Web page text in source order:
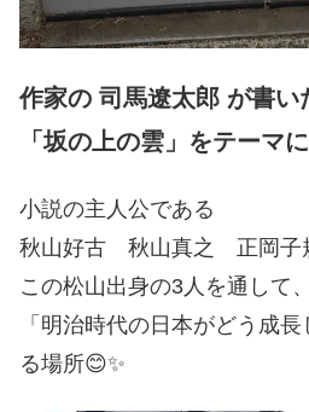
作家の 司馬遼太郎 が書い
「坂の上の雲」 をテーマ
小説の主人公である
秋山好古 秋山真之 正岡子
この松山出身の3人を通して、
「明治時代の日本がどう成
る場所😊✨